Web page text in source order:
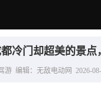
冷门却超美的景
游 编辑：无敌电动网 2026-08-